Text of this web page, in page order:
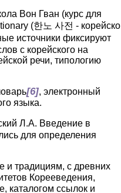
Вон Гван (курс для
(한노 사전 - корейско
источники фиксируют
с корейского на
речи, типологию
[6], электронный
языка.
Л.А. Введение в
для определения
и традициям, с древних
Корееведения,
каталогом ссылок и